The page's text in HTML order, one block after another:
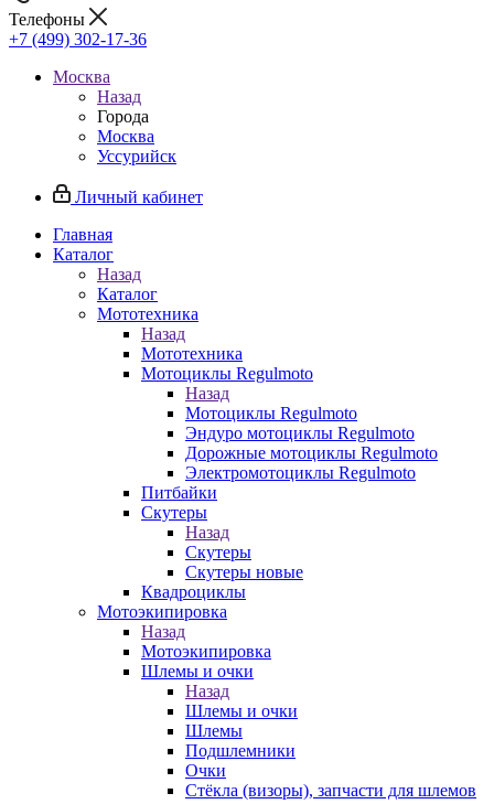
Телефоны
+7 (499) 302-17-36
Москва
Назад
Города
Москва
Уссурийск
Личный кабинет
Главная
Каталог
Назад
Каталог
Мототехника
Назад
Мототехника
Мотоциклы Regulmoto
Назад
Мотоциклы Regulmoto
Эндуро мотоциклы Regulmoto
Дорожные мотоциклы Regulmoto
Электромотоциклы Regulmoto
Питбайки
Скутеры
Назад
Скутеры
Скутеры новые
Квадроциклы
Мотоэкипировка
Назад
Мотоэкипировка
Шлемы и очки
Назад
Шлемы и очки
Шлемы
Подшлемники
Очки
Стёкла (визоры), запчасти для шлемов